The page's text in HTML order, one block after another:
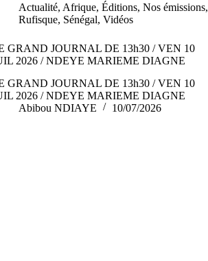
Actualité, Afrique,Éditions,Nos émissions,
Rufisque, Sénégal,Vidéos
GRAND JOURNAL DE 13h30 / VEN 10
2026 / NDEYE MARIEME DIAGNE
GRAND JOURNAL DE 13h30 / VEN 10
2026 / NDEYE MARIEME DIAGNE
Abibou NDIAYE
10/07/2026